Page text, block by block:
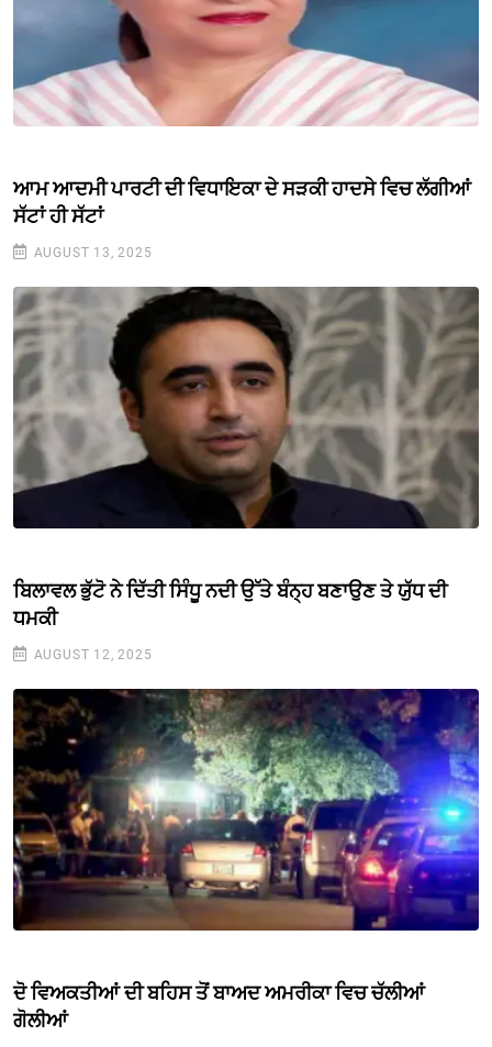
ਆਮ ਆਦਮੀ ਪਾਰਟੀ ਦੀ ਵਿਧਾਇਕਾ ਦੇ ਸੜਕੀ ਹਾਦਸੇ ਵਿਚ ਲੱਗੀਆਂ
ਸੱਟਾਂ ਹੀ ਸੱਟਾਂ
AUGUST 13, 2025
ਬਿਲਾਵਲ ਭੁੱਟੋ ਨੇ ਦਿੱਤੀ ਸਿੰਧੂ ਨਦੀ ਉੱਤੇ ਬੰਨ੍ਹ ਬਣਾਉਣ ਤੇ ਯੁੱਧ ਦੀ
ਧਮਕੀ
AUGUST 12, 2025
ਦੋ ਵਿਅਕਤੀਆਂ ਦੀ ਬਹਿਸ ਤੋਂ ਬਾਅਦ ਅਮਰੀਕਾ ਵਿਚ ਚੱਲੀਆਂ
ਗੋਲੀਆਂ